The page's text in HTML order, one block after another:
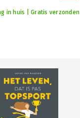
in huis | Gratis verzonden